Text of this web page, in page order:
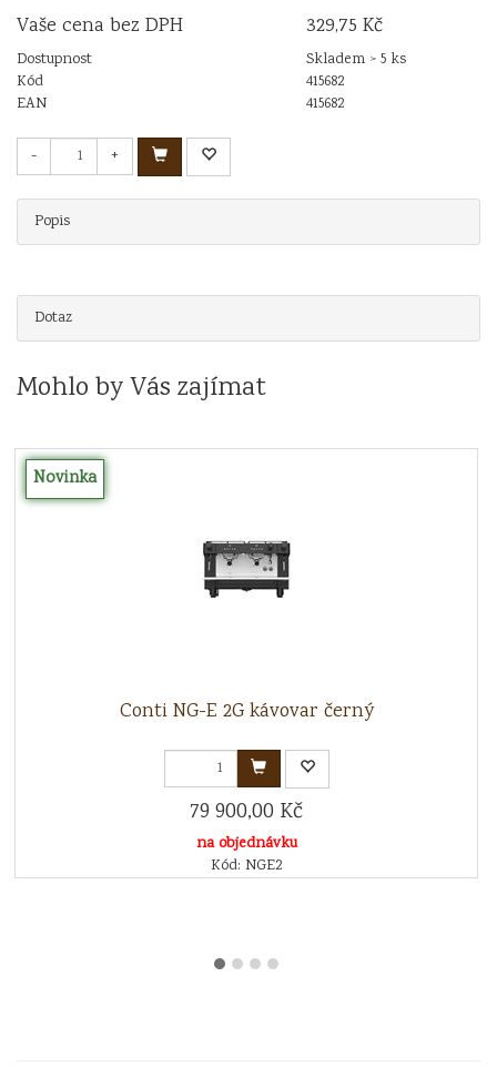
Vaše cena bez DPH
329,75 Kč
Dostupnost
Skladem > 5 ks
Kód
415682
EAN
415682
- +
Popis
Dotaz
Mohlo by Vás zajímat
Novinka
Conti NG-E 2G kávovar černý
79 900,00 Kč
na objednávku
Kód: NGE2